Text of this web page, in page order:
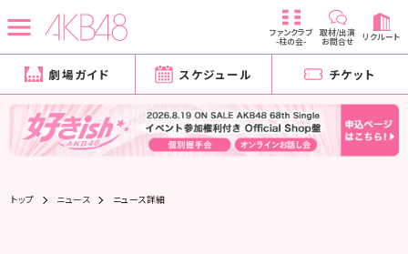
ファンクラブ
-柱の会-
取材/出演
お問合せ リクルート
劇場ガイド スケジュール チケット
トップ ニュース ニュース詳細